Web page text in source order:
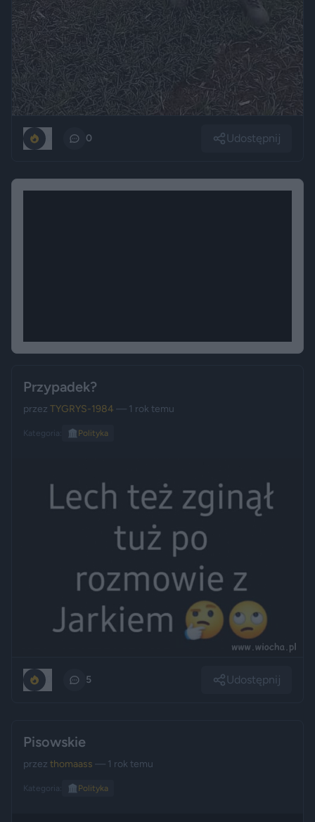
0 Udostępnij
Przypadek?
przez TYGRYS-1984 — 1 rok temu
Kategoria: 🏛️ Polityka
5 Udostępnij
Pisowskie
przez thomaass — 1 rok temu
Kategoria: 🏛️ Polityka